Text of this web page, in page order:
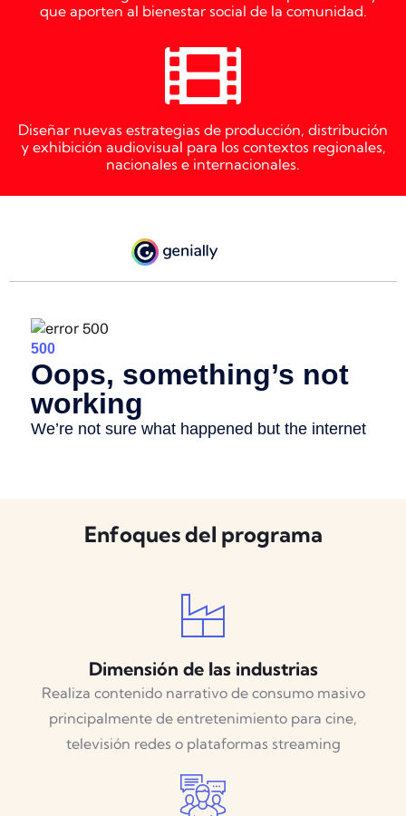
que aporten al bienestar social de la comunidad.
Diseñar nuevas estrategias de producción, distribución
y exhibición audiovisual para los contextos regionales,
nacionales e internacionales.
Enfoques del programa
Dimensión de las industrias
Realiza contenido narrativo de consumo masivo
principalmente de entretenimiento para cine,
televisión redes o plataformas streaming